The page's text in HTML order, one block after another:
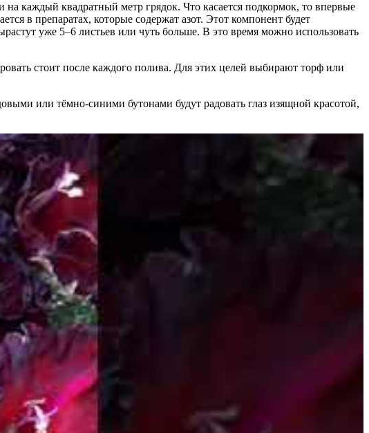
каждый квадратный метр грядок. Что касается подкормок, то впервые
в препаратах, которые содержат азот. Этот компонент будет
уже 5–6 листьев или чуть больше. В это время можно использовать
стоит после каждого полива. Для этих целей выбирают торф или
или тёмно-синими бутонами будут радовать глаз изящной красотой,